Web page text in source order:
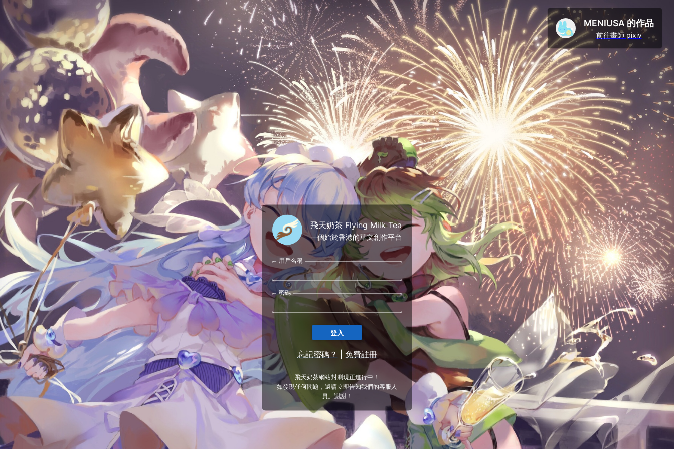
飛天奶茶 Flying Milk Tea
一個始於香港的華文創作平台
用戶名稱
密碼
登入
忘記密碼？ 免費註冊
飛天奶茶網站封測現正進行中！
如發現任何問題，還請立即告知我們的客服人
員。謝謝！
MENIUSA 的作品
前往畫師 pixiv